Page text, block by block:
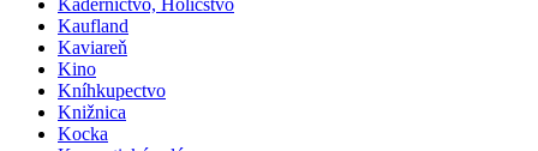
Kaufland
Kaviareň
Kino
Kníhkupectvo
Knižnica
Kocka